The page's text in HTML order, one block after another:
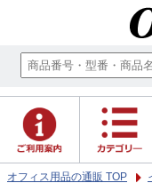
オフィス用品の通販 TOP